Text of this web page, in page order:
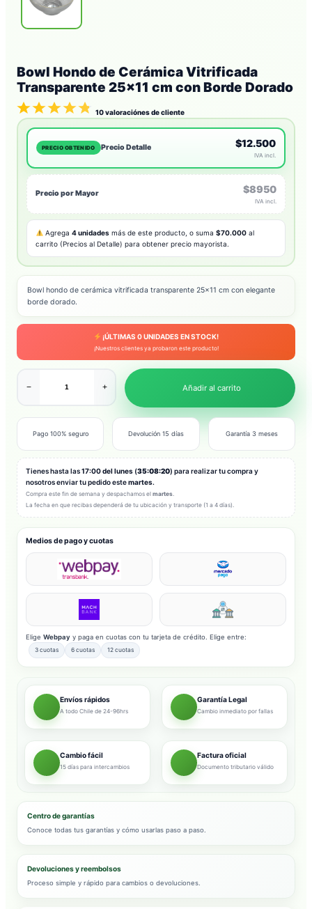
Bowl Hondo de Cerámica Vitrificada
Transparente 25×11 cm con Borde Dorado
10valoraciónes de cliente
PRECIO OBTENIDO Precio Detalle $12.500
IVA incl.
Precio por Mayor $8950
IVA incl.
Agrega4 unidades más de este producto, o suma$70.000 al
carrito (Precios al Detalle) para obtener precio mayorista.
Bowl hondo de cerámica vitrificada transparente 25×11 cm con elegante
borde dorado.
¡ÚLTIMAS0UNIDADES EN STOCK!
¡Nuestros clientes ya probaron este producto!
− + Añadir al carrito
Pago 100% seguro Devolución 15 días Garantía 3 meses
Tienes hasta las17:00 del lunes (35:08:18) para realizar tu compra y
nosotros enviar tu pedido estemartes.
Compra este fin de semana y despachamos el martes
La fecha en que recibas dependerá de tu ubicación y transporte (1 a 4 días).
Medios de pago y cuotas
Elige Webpay y paga en cuotas con tu tarjeta de crédito. Elige entre:
3 cuotas 6 cuotas 12 cuotas
Envíos rápidos
A todo Chile de 24-96hrs
Garantía Legal
Cambio inmediato por fallas
Cambio fácil
15 días para intercambios
Factura oficial
Documento tributario válido
Centro de garantías
Conoce todas tus garantías y cómo usarlas paso a paso.
Devoluciones y reembolsos
Proceso simple y rápido para cambios o devoluciones.